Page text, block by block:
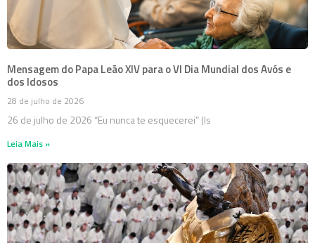
Mensagem do Papa Leão XIV para o VI Dia Mundial dos Avós e
dos Idosos
28 de julho de 2026
26 de julho de 2026 “Eu nunca te esquecerei” (Is
Leia Mais »